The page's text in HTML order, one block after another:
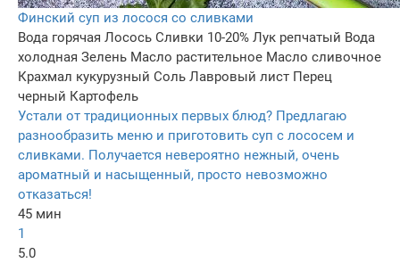
Финский суп из лосося со сливками
Вода горячая Лосось Сливки 10-20% Лук репчатый Вода
холодная Зелень Масло растительное Масло сливочнoe
Крахмал кукурузный Соль Лавровый лист Перец
черный Картофель
Устали от традиционных первых блюд? Предлагаю
разнообразить меню и приготовить суп с лососем и
сливками. Получается невероятно нежный, очень
ароматный и насыщенный, просто невозможно
отказаться!
45 мин
1
5.0